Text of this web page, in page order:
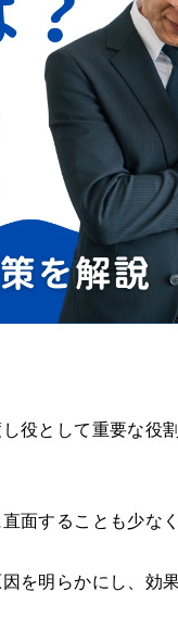
役として重要な役
面することも少なく
を明らかにし、効